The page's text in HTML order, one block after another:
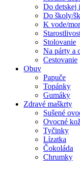
Do detskej
Do školy/
K vode/
Stolovanie
Na párty a
Cestovanie
Obuv
Papuče
Topánky
Gumáky
Zdravé maškrty
Sušené
Ovocné
Tyčinky
Lízatka
Čokoláda
Chrumky